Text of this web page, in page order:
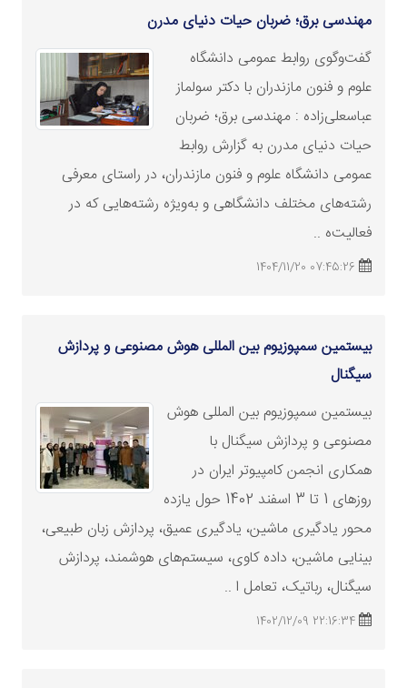
مهندسی برق؛ ضربان حیات دنیای مدرن
گفت‌وگوی روابط عمومی دانشگاه
علوم و فنون مازندران با دکتر سولماز
عباسعلی‌زاده : مهندسی برق؛ ضربان
حیات دنیای مدرن به گزارش روابط
عمومی دانشگاه علوم و فنون مازندران، در راستای معرفی
رشته‌های مختلف دانشگاهی و به‌ویژه رشته‌هایی که در
فعالیت‌ه ..
07:45:26 1404/11/20
بیستمین سمپوزیوم بین المللی هوش مصنوعی و پردازش
سیگنال
بیستمین سمپوزیوم بین المللی هوش
مصنوعی و پردازش سیگنال با
همکاری انجمن کامپیوتر ایران در
روزهای 1 تا 3 اسفند 1402 حول یازده
محور یادگیری ماشین، یادگیری عمیق، پردازش زبان طبیعی،
بینایی ماشین، داده کاوی، سیستم‌های هوشمند، پردازش
سیگنال، رباتیک، تعامل ا ..
22:16:34 1402/12/09